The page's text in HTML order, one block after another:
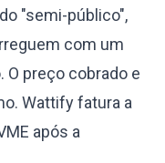
"semi-público",
com um
O preço cobrado e
Wattify fatura a
após a